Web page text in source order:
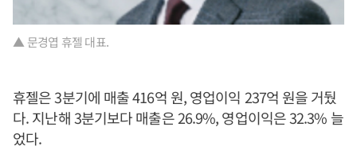
▲ 문경엽 휴젤 대표.
휴젤은 3분기에 매출 416억 원, 영업이익 237억 원을 거뒀
다. 지난해 3분기보다 매출은 26.9%, 영업이익은 32.3% 늘
었다.